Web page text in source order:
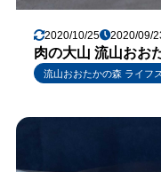
2020/10/25 2020/09/
肉の大山 流山おお
流山おおたかの森 ライフ